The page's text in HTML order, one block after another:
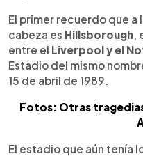
El primer recuerdo que a
cabeza es Hillsborough,
entre el Liverpool y el
Estadio del mismo
15 de abril de 1989.
Fotos: Otras
El estadio que aún tenía